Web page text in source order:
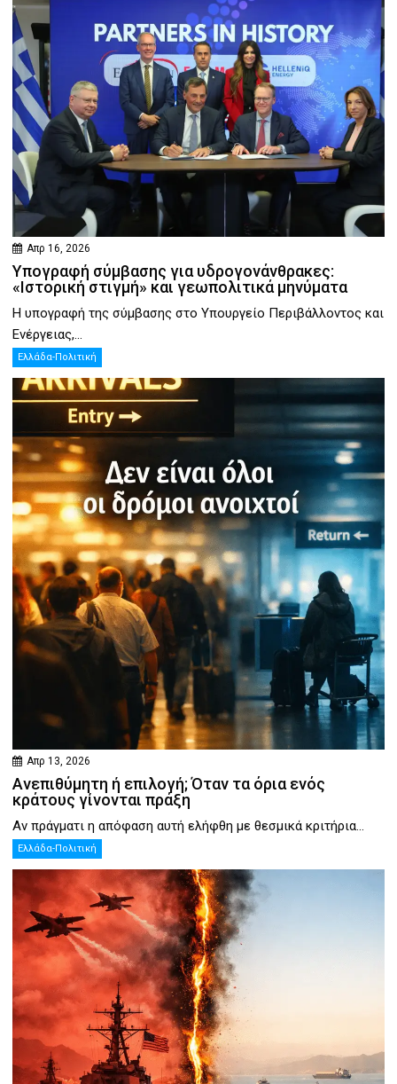
Απρ 16, 2026
Υπογραφή σύμβασης για υδρογονάνθρακες:
«Ιστορική στιγμή» και γεωπολιτικά μηνύματα
Η υπογραφή της σύμβασης στο Υπουργείο Περιβάλλοντος και
Ενέργειας,...
Ελλάδα-Πολιτική
Απρ 13, 2026
Ανεπιθύμητη ή επιλογή; Όταν τα όρια ενός
κράτους γίνονται πράξη
Αν πράγματι η απόφαση αυτή ελήφθη με θεσμικά κριτήρια...
Ελλάδα-Πολιτική